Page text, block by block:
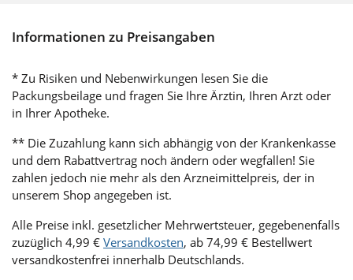
Informationen zu Preisangaben
* Zu Risiken und Nebenwirkungen lesen Sie die
Packungsbeilage und fragen Sie Ihre Ärztin, Ihren Arzt oder
in Ihrer Apotheke.
** Die Zuzahlung kann sich abhängig von der Krankenkasse
und dem Rabattvertrag noch ändern oder wegfallen! Sie
zahlen jedoch nie mehr als den Arzneimittelpreis, der in
unserem Shop angegeben ist.
Alle Preise inkl. gesetzlicher Mehrwertsteuer, gegebenenfalls
zuzüglich 4,99 € Versandkosten, ab 74,99 € Bestellwert
versandkostenfrei innerhalb Deutschlands.